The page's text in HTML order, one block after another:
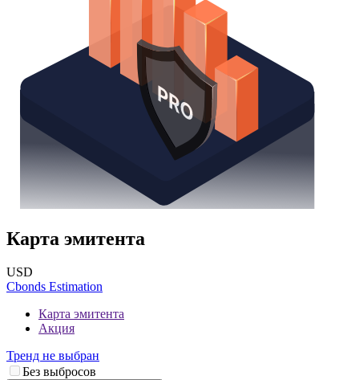
Карта эмитента
USD
Cbonds Estimation
Карта эмитента
Акция
Тренд не выбран
Без выбросов